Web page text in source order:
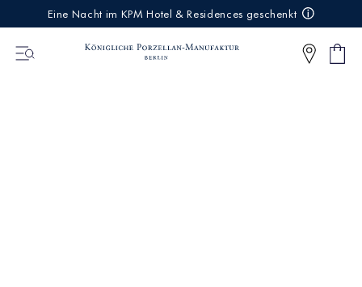
Eine Nacht im KPM Hotel & Residences geschenkt
0